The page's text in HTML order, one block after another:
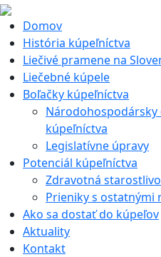
Domov
História kúpeľníctva
Liečivé pramene na
Liečebné kúpele
Boľačky kúpeľníctva
kúpeľníctva
Legislatívne úpravy
Potenciál kúpeľníctva
Zdravotná
Prieniky s ostatnými
Ako sa dostať do kúpeľov
Aktuality
Kontakt